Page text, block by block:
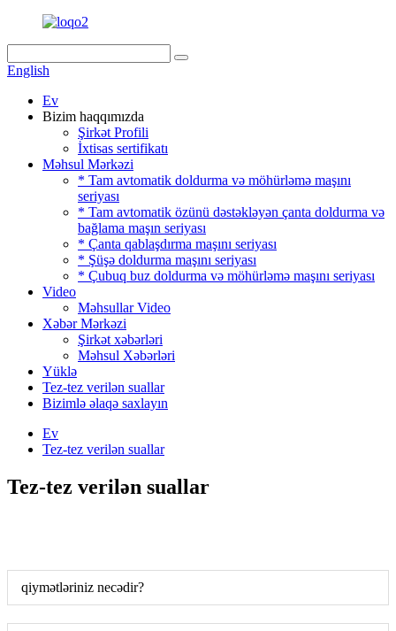
English
Ev
Bizim haqqımızda
Şirkət Profili
İxtisas sertifikatı
Məhsul Mərkəzi
* Tam avtomatik doldurma və möhürləmə maşını
seriyası
* Tam avtomatik özünü dəstəkləyən çanta doldurma və
bağlama maşın seriyası
* Çanta qablaşdırma maşını seriyası
* Şüşə doldurma maşını seriyası
* Çubuq buz doldurma və möhürləmə maşını seriyası
Video
Məhsullar Video
Xəbər Mərkəzi
Şirkət xəbərləri
Məhsul Xəbərləri
Yüklə
Tez-tez verilən suallar
Bizimlə əlaqə saxlayın
Ev
Tez-tez verilən suallar
Tez-tez verilən suallar
qiymətləriniz necədir?